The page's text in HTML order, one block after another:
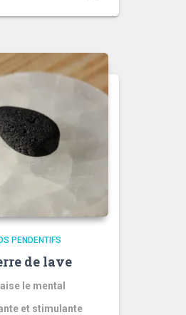
Améthyst
Oeil
PENDENTIFS
de lave
le mental
et stimulante